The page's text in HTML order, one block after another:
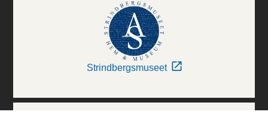
Strindbergsmuseet